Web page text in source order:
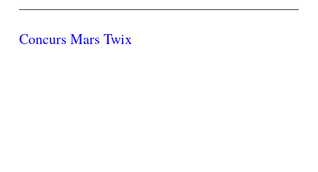
Concurs Mars Twix